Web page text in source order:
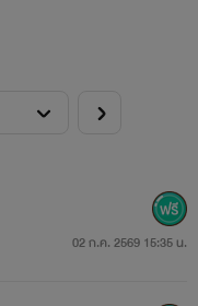
02 ก.ค. 2569 15:35 น.